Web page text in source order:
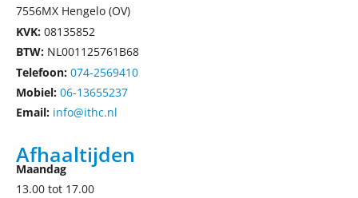
7556MX Hengelo (OV)
KVK: 08135852
BTW: NL001125761B68
Telefoon: 074-2569410
Mobiel: 06-13655237
Email: info@ithc.nl
Afhaaltijden
Maandag
13.00 tot 17.00